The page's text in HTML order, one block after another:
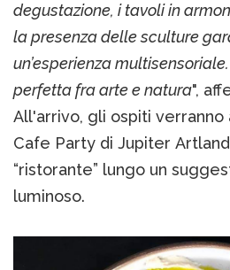
degustazione, i tavoli in
la presenza delle sculture
un’esperienza
perfetta fra arte e natura",
All'arrivo, gli ospiti
Cafe Party di Jupiter
“ristorante” lungo un
luminoso.